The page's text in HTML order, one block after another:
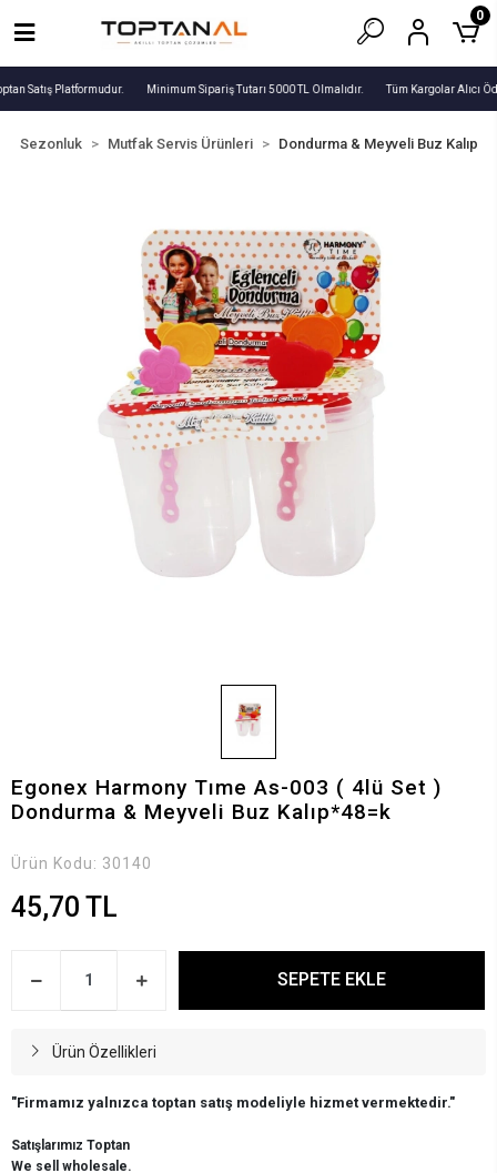
Satış Platformudur. Minimum Sipariş Tutarı 5000 TL Olmalıdır. Tüm Kargolar Alıcı
0
Sezonluk Mutfak Servis Ürünleri Dondurma & Meyveli Buz Kalıp
Egonex Harmony Tıme As-003 ( 4lü Set )
Dondurma & Meyveli Buz Kalıp*48=k
Ürün Kodu: 30140
45,70 TL
SEPETE EKLE
Ürün Özellikleri
"Firmamız yalnızca toptan satış modeliyle hizmet vermektedir."
Satışlarımız Toptan
We sell wholesale.